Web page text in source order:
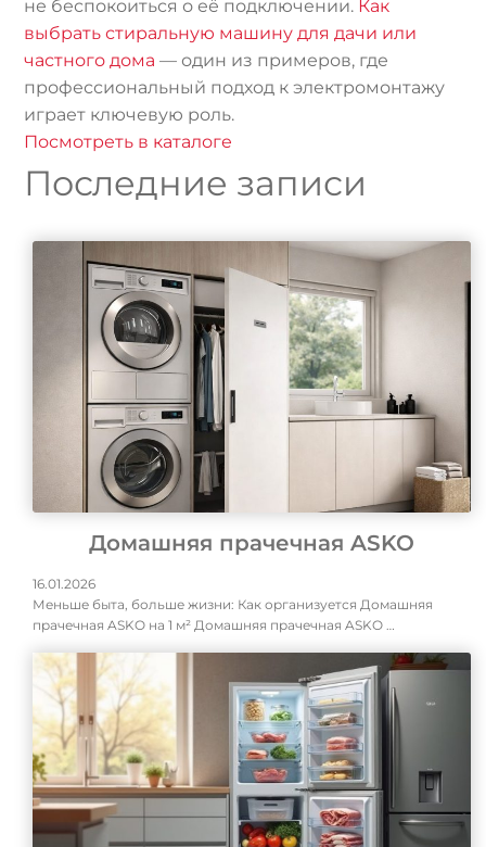
не беспокоиться о её подключении. Как
выбрать стиральную машину для дачи или
частного дома — один из примеров, где
профессиональный подход к электромонтажу
играет ключевую роль.
Посмотреть в каталоге
Последние записи
Домашняя прачечная ASKO
16.01.2026
Меньше быта, больше жизни: Как организуется Домашняя
прачечная ASKO на 1 м² Домашняя прачечная ASKO …